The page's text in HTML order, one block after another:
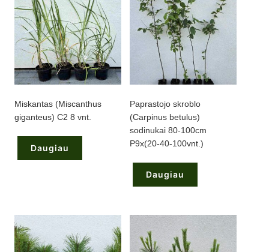
Miskantas (Miscanthus
giganteus) C2 8 vnt.
Daugiau
Paprastojo skroblo
(Carpinus betulus)
sodinukai 80-100cm
P9x(20-40-100vnt.)
Daugiau